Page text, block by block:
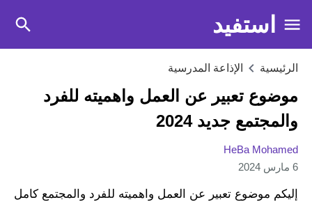
استفيد
الرئيسية الإذاعة المدرسية
موضوع تعبير عن العمل واهميته للفرد
والمجتمع جديد 2024
HeBa Mohamed
6 مارس 2024
إليكم موضوع تعبير عن العمل واهميته للفرد والمجتمع كامل